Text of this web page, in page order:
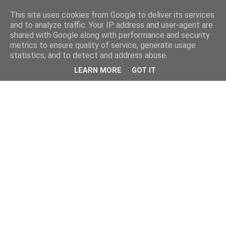
This site uses cookies from Google to deliver its services
and to analyze traffic. Your IP address and user-agent are
shared with Google along with performance and security
metrics to ensure quality of service, generate usage
statistics, and to detect and address abuse.
LEARN MORE GOT IT